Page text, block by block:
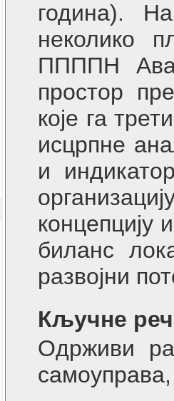
година).
неколико
ППППН
простор
које га
исцрпне
и
концепцију
биланс
развојни
Кључне
Oдрживи
самоуправа,